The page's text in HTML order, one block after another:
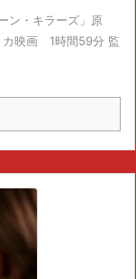
ン・キラーズ」原
映画 1時間59分 監